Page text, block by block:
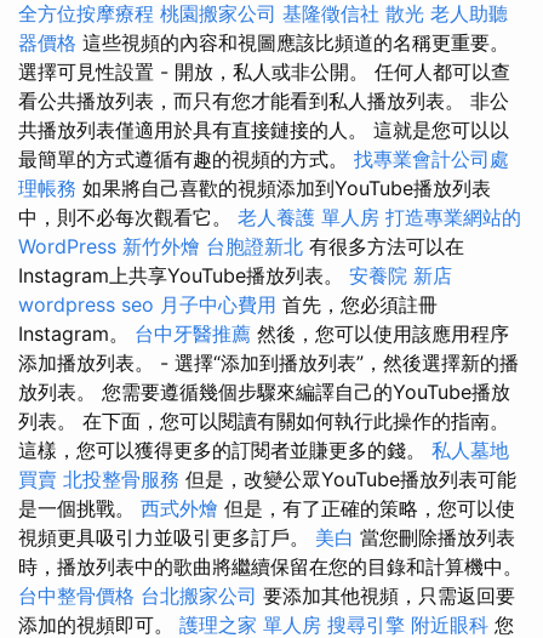
全方位按摩療程 桃園搬家公司 基隆徵信社 散光 老人助聽
器價格 這些視頻的內容和視圖應該比頻道的名稱更重要。
選擇可見性設置 - 開放，私人或非公開。 任何人都可以查
看公共播放列表，而只有您才能看到私人播放列表。 非公
共播放列表僅適用於具有直接鏈接的人。 這就是您可以以
最簡單的方式遵循有趣的視頻的方式。 找專業會計公司處
理帳務 如果將自己喜歡的視頻添加到YouTube播放列表
中，則不必每次觀看它。 老人養護 單人房 打造專業網站的
WordPress 新竹外燴 台胞證新北 有很多方法可以在
Instagram上共享YouTube播放列表。 安養院 新店
wordpress seo 月子中心費用 首先，您必須註冊
Instagram。 台中牙醫推薦 然後，您可以使用該應用程序
添加播放列表。 - 選擇“添加到播放列表”，然後選擇新的播
放列表。 您需要遵循幾個步驟來編譯自己的YouTube播放
列表。 在下面，您可以閱讀有關如何執行此操作的指南。
這樣，您可以獲得更多的訂閱者並賺更多的錢。 私人墓地
買賣 北投整骨服務 但是，改變公眾YouTube播放列表可能
是一個挑戰。 西式外燴 但是，有了正確的策略，您可以使
視頻更具吸引力並吸引更多訂戶。 美白 當您刪除播放列表
時，播放列表中的歌曲將繼續保留在您的目錄和計算機中。
台中整骨價格 台北搬家公司 要添加其他視頻，只需返回要
添加的視頻即可。 護理之家 單人房 搜尋引擎 附近眼科 您